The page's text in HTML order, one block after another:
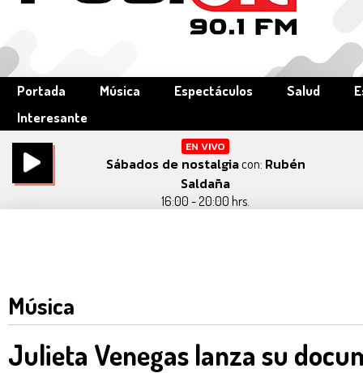
Portada Música Espectáculos Salud
Interesante
EN VIVO
Sábados de nostalgiacon: Rubén
Saldaña
16:00 - 20:00 hrs.
Música
Julieta Venegas lanza su